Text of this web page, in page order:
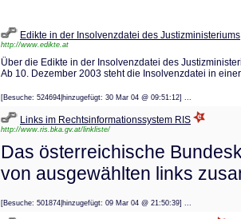
Edikte in der Insolvenzdatei des Justizministeriums
http://www.edikte.at
Über die Edikte in der Insolvenzdatei des
Ab 10. Dezember 2003 steht die Insolvenzdatei in
[Besuche: 524694|hinzugefügt: 30 Mar 04 @ 09:51:12] ...
Links im Rechtsinformationssystem RIS
http://www.ris.bka.gv.at/linkliste/
Das österreichische
von ausgewählten links
[Besuche: 501874|hinzugefügt: 09 Mar 04 @ 21:50:39] ...